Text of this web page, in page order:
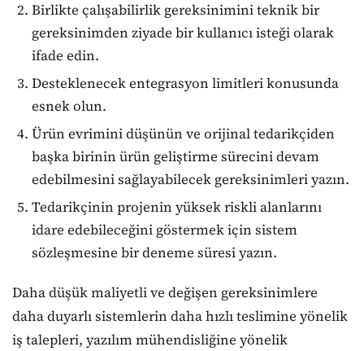
Birlikte çalışabilirlik gereksinimini teknik bir
gereksinimden ziyade bir kullanıcı isteği olarak
ifade edin.
Desteklenecek entegrasyon limitleri konusunda
esnek olun.
Ürün evrimini düşünün ve orijinal tedarikçiden
başka birinin ürün geliştirme sürecini devam
edebilmesini sağlayabilecek gereksinimleri yazın.
Tedarikçinin projenin yüksek riskli alanlarını
idare edebileceğini göstermek için sistem
sözleşmesine bir deneme süresi yazın.
Daha düşük maliyetli ve değişen gereksinimlere
daha duyarlı sistemlerin daha hızlı teslimine yönelik
iş talepleri, yazılım mühendisliğine yönelik